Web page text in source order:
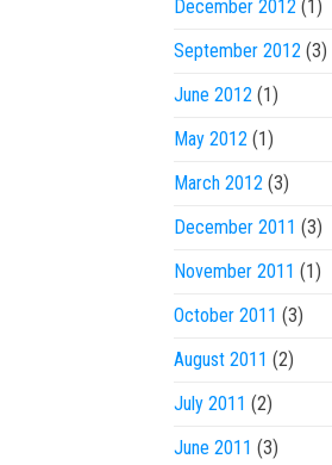
December 2012(1)
September 2012(3)
June 2012(1)
May 2012(1)
March 2012(3)
December 2011 (3)
November 2011 (1)
October 2011 (3)
August 2011 (2)
July 2011 (2)
June 2011 (3)